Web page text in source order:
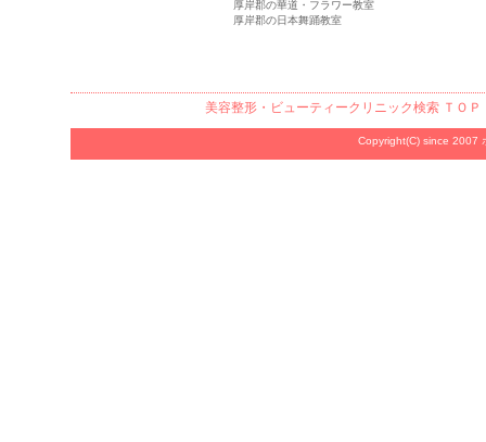
厚岸郡の華道・フラワー教室
厚岸郡の日本舞踊教室
美容整形・ビューティークリニック検索ＴＯＰ
Copyright(C) since 2007